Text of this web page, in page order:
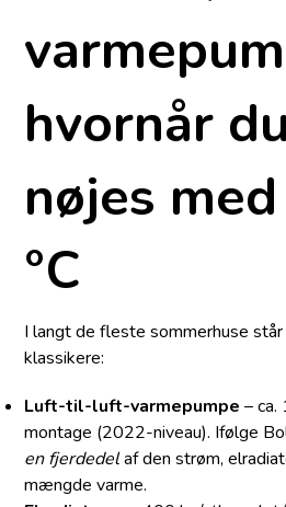
hvornår
nøjes
°C
I langt de fleste sommerhuse
klassikere:
Luft-til-luft-varmepumpe –
montage (2022-niveau). Ifølge
en fjerdedelaf den strøm,
mængde varme.